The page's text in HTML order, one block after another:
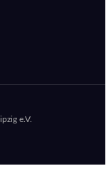
e.V.